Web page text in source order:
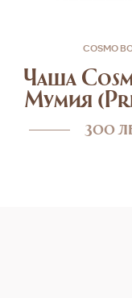
COSMO
Чаша
Мумия
300